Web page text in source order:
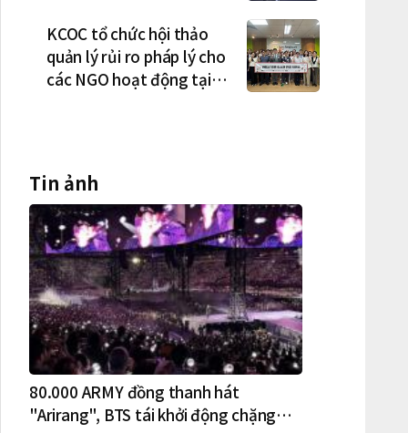
dân chủ và tình trạng
nắm quyền quá lâu"
KCOC tổ chức hội thảo
quản lý rủi ro pháp lý cho
các NGO hoạt động tại
Tin ảnh
80.000 ARMY đồng thanh hát
"Arirang", BTS tái khởi động chặng